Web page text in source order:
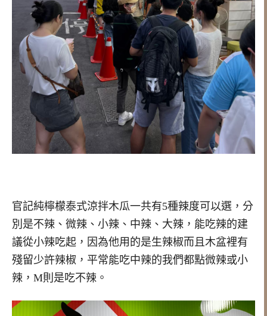
官記純檸檬泰式涼拌木瓜一共有5種辣度可以選，分
別是不辣、微辣、小辣、中辣、大辣，能吃辣的建
議從小辣吃起，因為他用的是生辣椒而且木盆裡有
殘留少許辣椒，平常能吃中辣的我們都點微辣或小
辣，M則是吃不辣。